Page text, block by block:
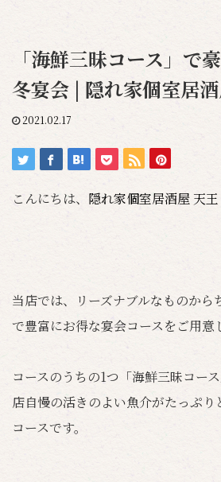
「海鮮三昧コース」で
冬宴会 | 隠れ家個室居
2021.02.17
こんにちは、 隠れ家個室居酒屋 天
当店では、リーズナブルなものから
で豊富にお得な宴会コースをご用意
コースのうちの1つ「海鮮三昧コー
店自慢の活きのよい魚介がたっぷ
コースです。